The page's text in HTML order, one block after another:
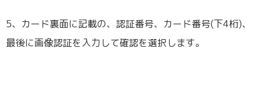
5、カード裏面に記載の、認証番号、カード番号(下4桁)、
最後に画像認証を入力して確認を選択します。